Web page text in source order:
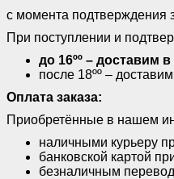
с момента подтверждения
При поступлении и
до 16ºº – доставим
после 18ºº –
Оплата заказа:
Приобретённые в нашем
наличными курьеру
банковской картой
безналичным